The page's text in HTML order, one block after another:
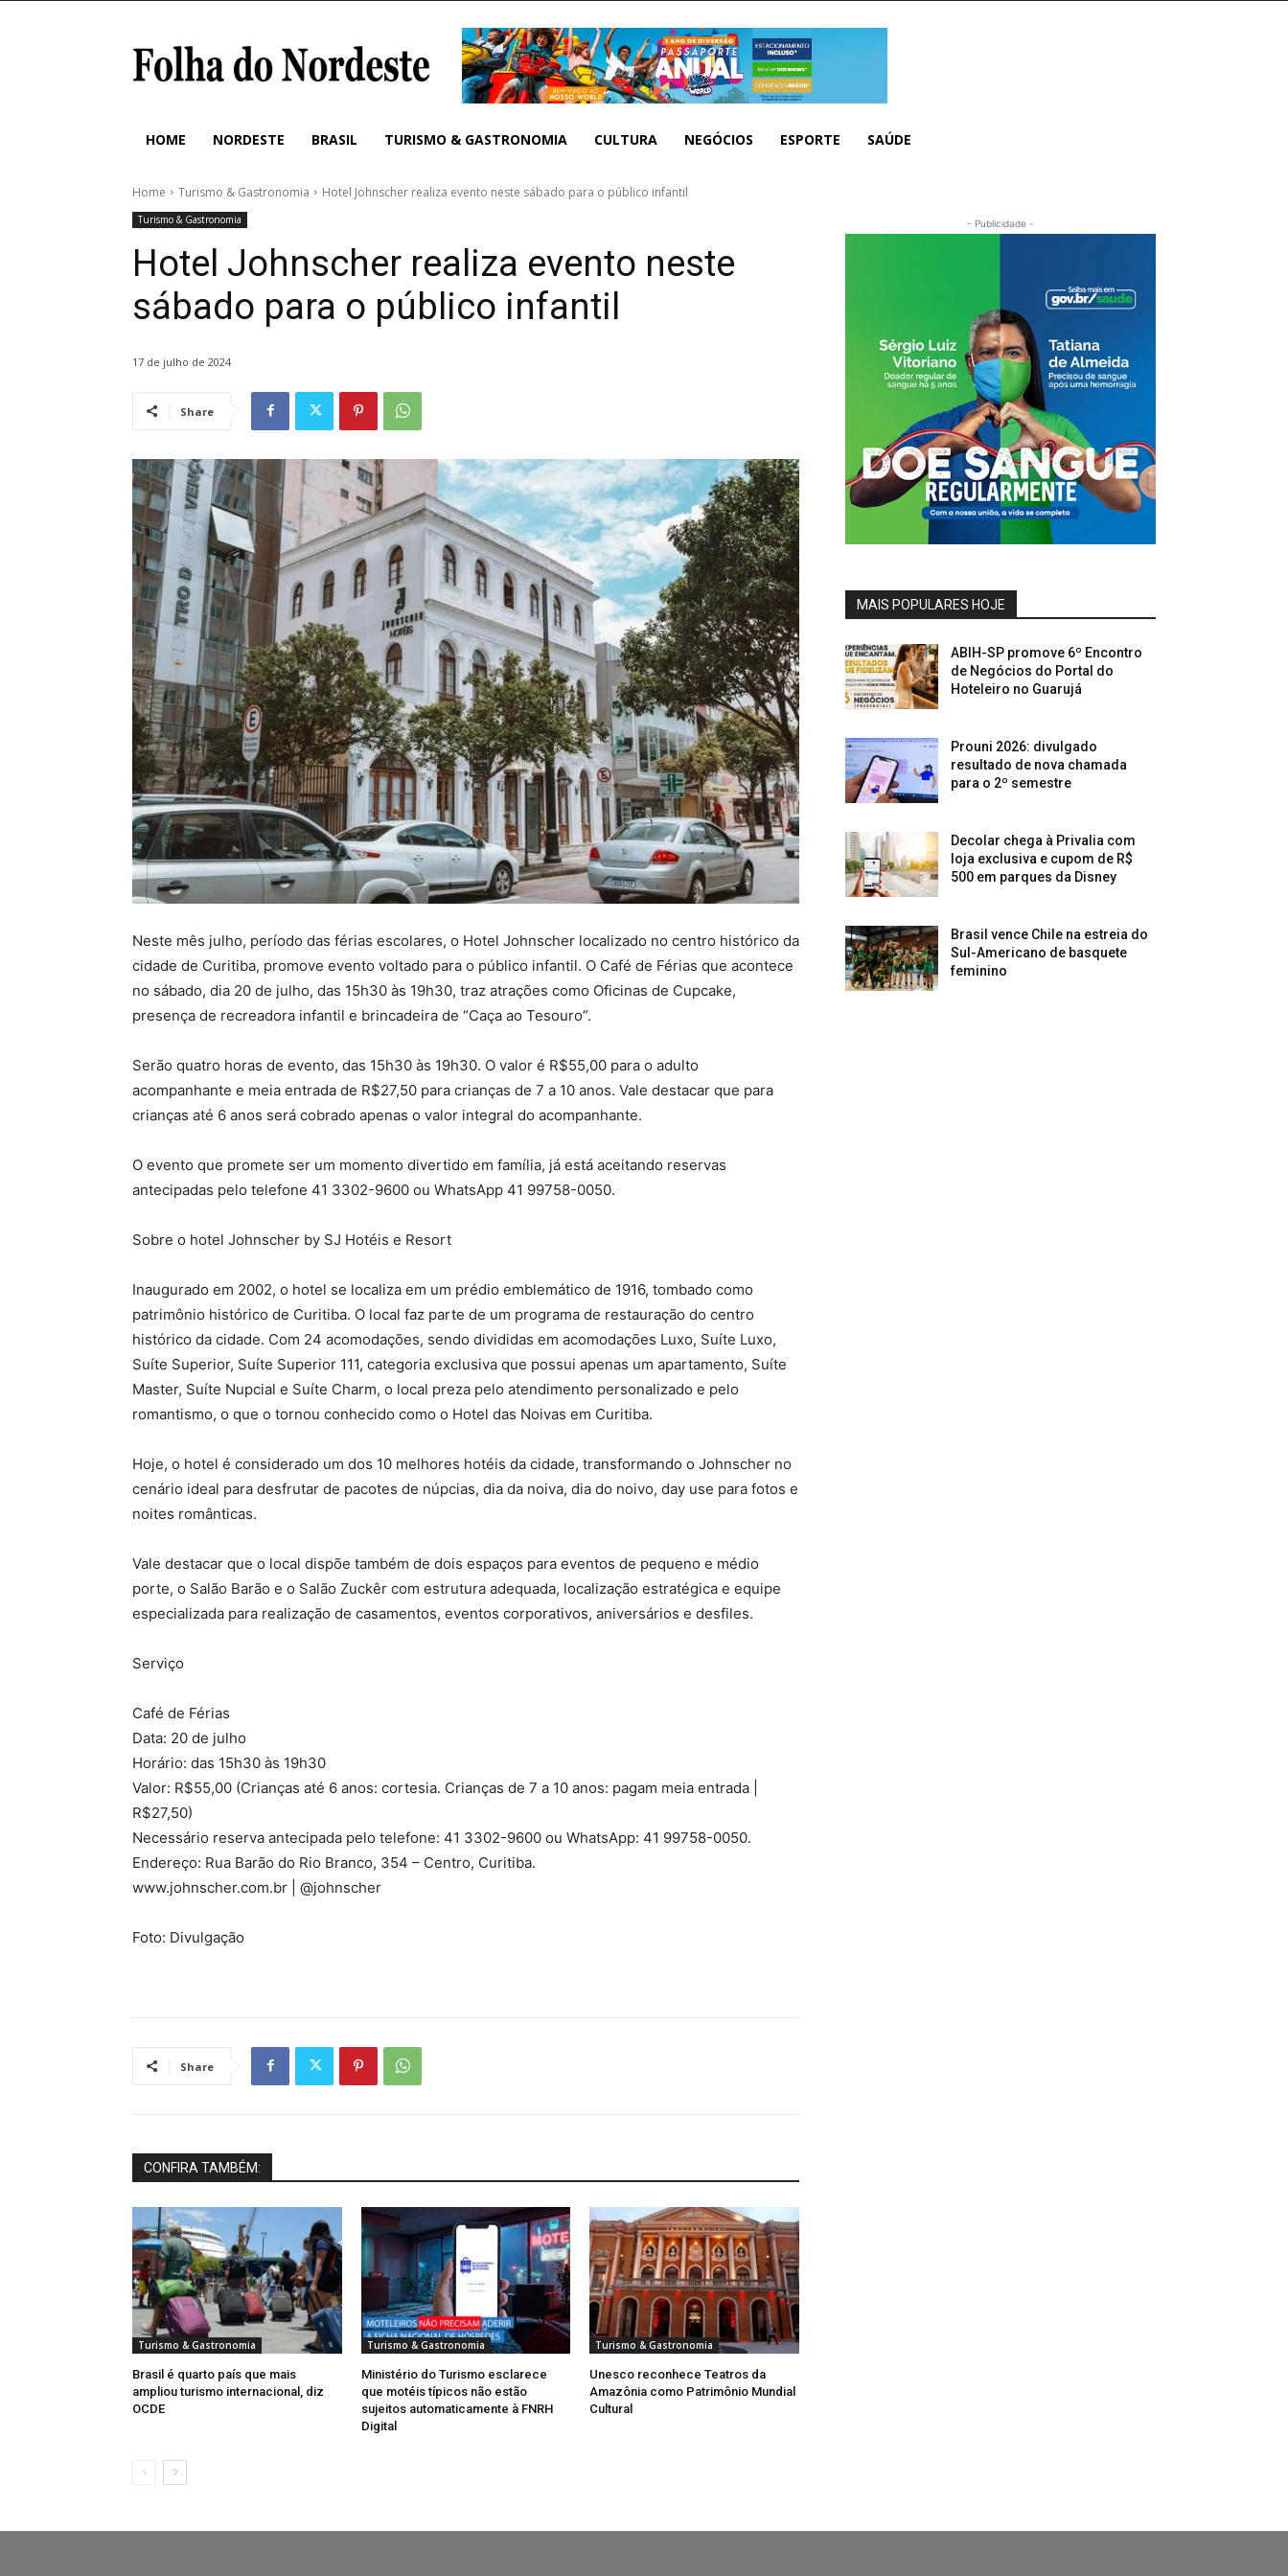
HOME NORDESTE BRASIL TURISMO & GASTRONOMIA CULTURA NEGÓCIOS ESPORTE SAÚDE
Home Turismo & Gastronomia Hotel Johnscher realiza evento neste sábado para o público infantil
Turismo & Gastronomia
Hotel Johnscher realiza evento neste
sábado para o público infantil
17 de julho de 2024
Share
Neste mês julho, período das férias escolares, o Hotel Johnscher localizado no centro histórico da
cidade de Curitiba, promove evento voltado para o público infantil. O Café de Férias que acontece
no sábado, dia 20 de julho, das 15h30 às 19h30, traz atrações como Oficinas de Cupcake,
presença de recreadora infantil e brincadeira de “Caça ao Tesouro”.
Serão quatro horas de evento, das 15h30 às 19h30. O valor é R$55,00 para o adulto
acompanhante e meia entrada de R$27,50 para crianças de 7 a 10 anos. Vale destacar que para
crianças até 6 anos será cobrado apenas o valor integral do acompanhante.
O evento que promete ser um momento divertido em família, já está aceitando reservas
antecipadas pelo telefone 41 3302-9600 ou WhatsApp 41 99758-0050.
Sobre o hotel Johnscher by SJ Hotéis e Resort
Inaugurado em 2002, o hotel se localiza em um prédio emblemático de 1916, tombado como
patrimônio histórico de Curitiba. O local faz parte de um programa de restauração do centro
histórico da cidade. Com 24 acomodações, sendo divididas em acomodações Luxo, Suíte Luxo,
Suíte Superior, Suíte Superior 111, categoria exclusiva que possui apenas um apartamento, Suíte
Master, Suíte Nupcial e Suíte Charm, o local preza pelo atendimento personalizado e pelo
romantismo, o que o tornou conhecido como o Hotel das Noivas em Curitiba.
Hoje, o hotel é considerado um dos 10 melhores hotéis da cidade, transformando o Johnscher no
cenário ideal para desfrutar de pacotes de núpcias, dia da noiva, dia do noivo, day use para fotos e
noites românticas.
Vale destacar que o local dispõe também de dois espaços para eventos de pequeno e médio
porte, o Salão Barão e o Salão Zuckêr com estrutura adequada, localização estratégica e equipe
especializada para realização de casamentos, eventos corporativos, aniversários e desfiles.
Serviço
Café de Férias
Data: 20 de julho
Horário: das 15h30 às 19h30
Valor: R$55,00 (Crianças até 6 anos: cortesia. Crianças de 7 a 10 anos: pagam meia entrada |
R$27,50)
Necessário reserva antecipada pelo telefone: 41 3302-9600 ou WhatsApp: 41 99758-0050.
Endereço: Rua Barão do Rio Branco, 354 – Centro, Curitiba.
www.johnscher.com.br | @johnscher
Foto: Divulgação
Share
CONFIRA TAMBÉM:
Turismo & Gastronomia
Brasil é quarto país que mais
ampliou turismo internacional, diz
OCDE
Turismo & Gastronomia
Ministério do Turismo esclarece
que motéis típicos não estão
sujeitos automaticamente à FNRH
Digital
Turismo & Gastronomia
Unesco reconhece Teatros da
Amazônia como Patrimônio Mundial
Cultural
- Publicidade -
MAIS POPULARES HOJE
ABIH-SP promove 6º Encontro
de Negócios do Portal do
Hoteleiro no Guarujá
Prouni 2026: divulgado
resultado de nova chamada
para o 2º semestre
Decolar chega à Privalia com
loja exclusiva e cupom de R$
500 em parques da Disney
Brasil vence Chile na estreia do
Sul-Americano de basquete
feminino